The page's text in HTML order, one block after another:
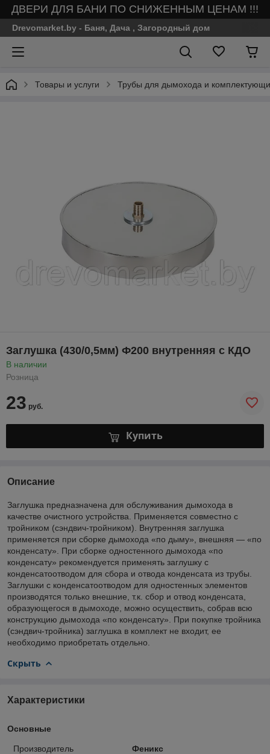
ДВЕРИ ДЛЯ БАНИ ПО СНИЖЕННЫМ ЦЕНАМ !!!
Drevomarket.by - Баня, Дача , Загородный дом
Товары и услуги Трубы для дымохода и
Заглушка (430/0,5мм) Ф200 внутренняя с КДО
В наличии
Розница
23 руб.
Купить
Описание
Заглушка предназначена для обслуживания дымохода в
качестве очистного устройства. Применяется совместно с
тройником (сэндвич-тройником). Внутренняя заглушка
применяется при сборке дымохода «по дыму», внешняя — «по
конденсату». При сборке одностенного дымохода «по
конденсату» рекомендуется применять заглушку с
конденсатоотводом для сбора и отвода конденсата из трубы.
Заглушки с конденсатоотводом для одностенных элементов
производятся только внешние, т.к. сбор и отвод конденсата,
образующегося в дымоходе, можно осуществить, собрав всю
конструкцию дымохода «по конденсату». При покупке тройника
(сэндвич-тройника) заглушка в комплект не входит, ее
необходимо приобретать отдельно.
Скрыть
Характеристики
Основные
Производитель
Феникс